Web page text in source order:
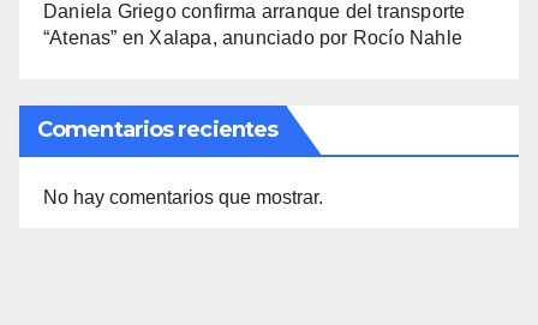
Daniela Griego confirma arranque del transporte
“Atenas” en Xalapa, anunciado por Rocío Nahle
Comentarios recientes
No hay comentarios que mostrar.